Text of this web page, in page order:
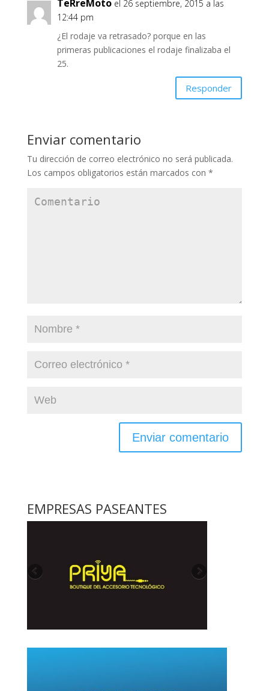
EMPRESAS PASEANTES
TeRreMoto el 26 septiembre, 2015 a las
12:44 pm
¿El rodaje va retrasado? porque en las
primeras publicaciones el rodaje finalizaba el
25.
Responder
Enviar comentario
Tu dirección de correo electrónico no será publicada.
Los campos obligatorios están marcados con *